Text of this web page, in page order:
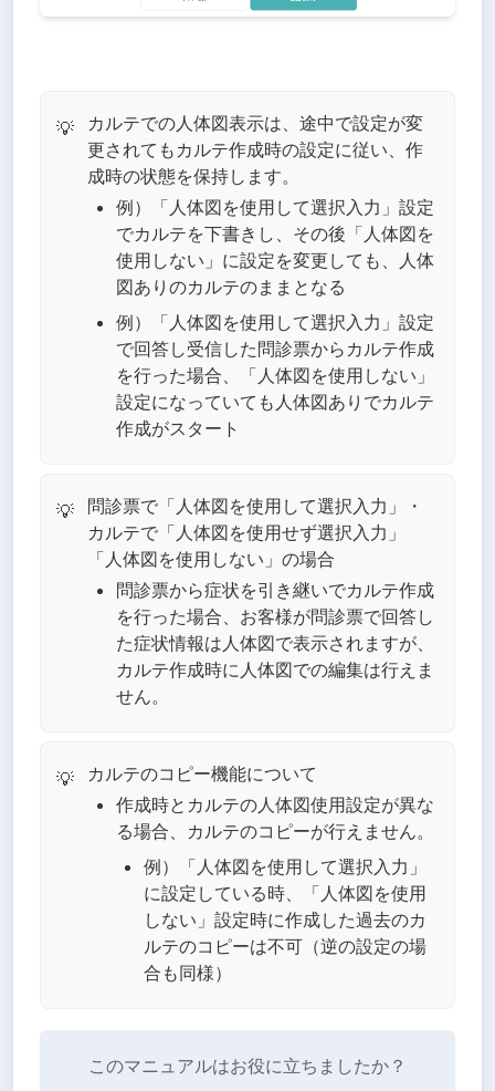
💡
カルテでの人体図表示は、途中で設定が変
更されてもカルテ作成時の設定に従い、作
成時の状態を保持します。
例）「人体図を使用して選択入力」設定
でカルテを下書きし、その後「人体図を
使用しない」に設定を変更しても、人体
図ありのカルテのままとなる
例）「人体図を使用して選択入力」設定
で回答し受信した問診票からカルテ作成
を行った場合、「人体図を使用しない」
設定になっていても人体図ありでカルテ
作成がスタート
💡
問診票で「人体図を使用して選択入力」・
カルテで「人体図を使用せず選択入力」
「人体図を使用しない」の場合
問診票から症状を引き継いでカルテ作成
を行った場合、お客様が問診票で回答し
た症状情報は人体図で表示されますが、
カルテ作成時に人体図での編集は行えま
せん。
💡
カルテのコピー機能について
作成時とカルテの人体図使用設定が異な
る場合、カルテのコピーが行えません。
例）「人体図を使用して選択入力」
に設定している時、「人体図を使用
しない」設定時に作成した過去のカ
ルテのコピーは不可（逆の設定の場
合も同様）
このマニュアルはお役に立ちましたか？